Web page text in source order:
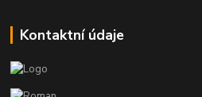
Kontaktní údaje